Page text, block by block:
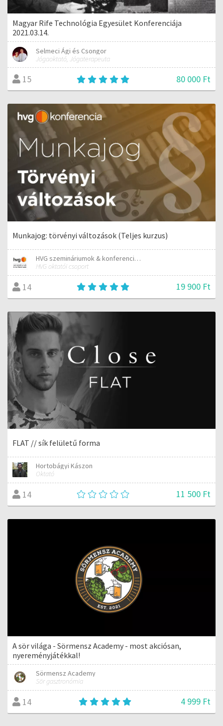
Magyar Rife Technológia Egyesület Konferenciája
2021.03.14.
Selmeci Ági és Csongor
Jógaoktató, Jógaterapeuta
15 80 000 Ft
Munkajog: törvényi változások (Teljes kurzus)
HVG szemináriumok & konferenciák
HVG oktatói csoport
14 19 900 Ft
FLAT // sík felületű forma
Hortobágyi Kászon
Oktató
14 11 500 Ft
A sör világa - Sörmensz Academy - most akciósan,
nyereményjátékkal!
Sörmensz Academy
Sör gasztronómia
14 4 999 Ft